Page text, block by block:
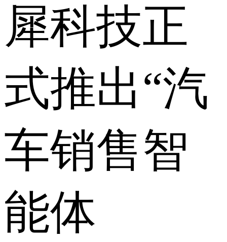
犀科技正
式推出“汽
车销售智
能体